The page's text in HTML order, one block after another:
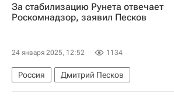
За стабилизацию Рунета отвечает
Роскомнадзор, заявил Песков
24 января 2025, 12:52 1134
Россия
Дмитрий Песков